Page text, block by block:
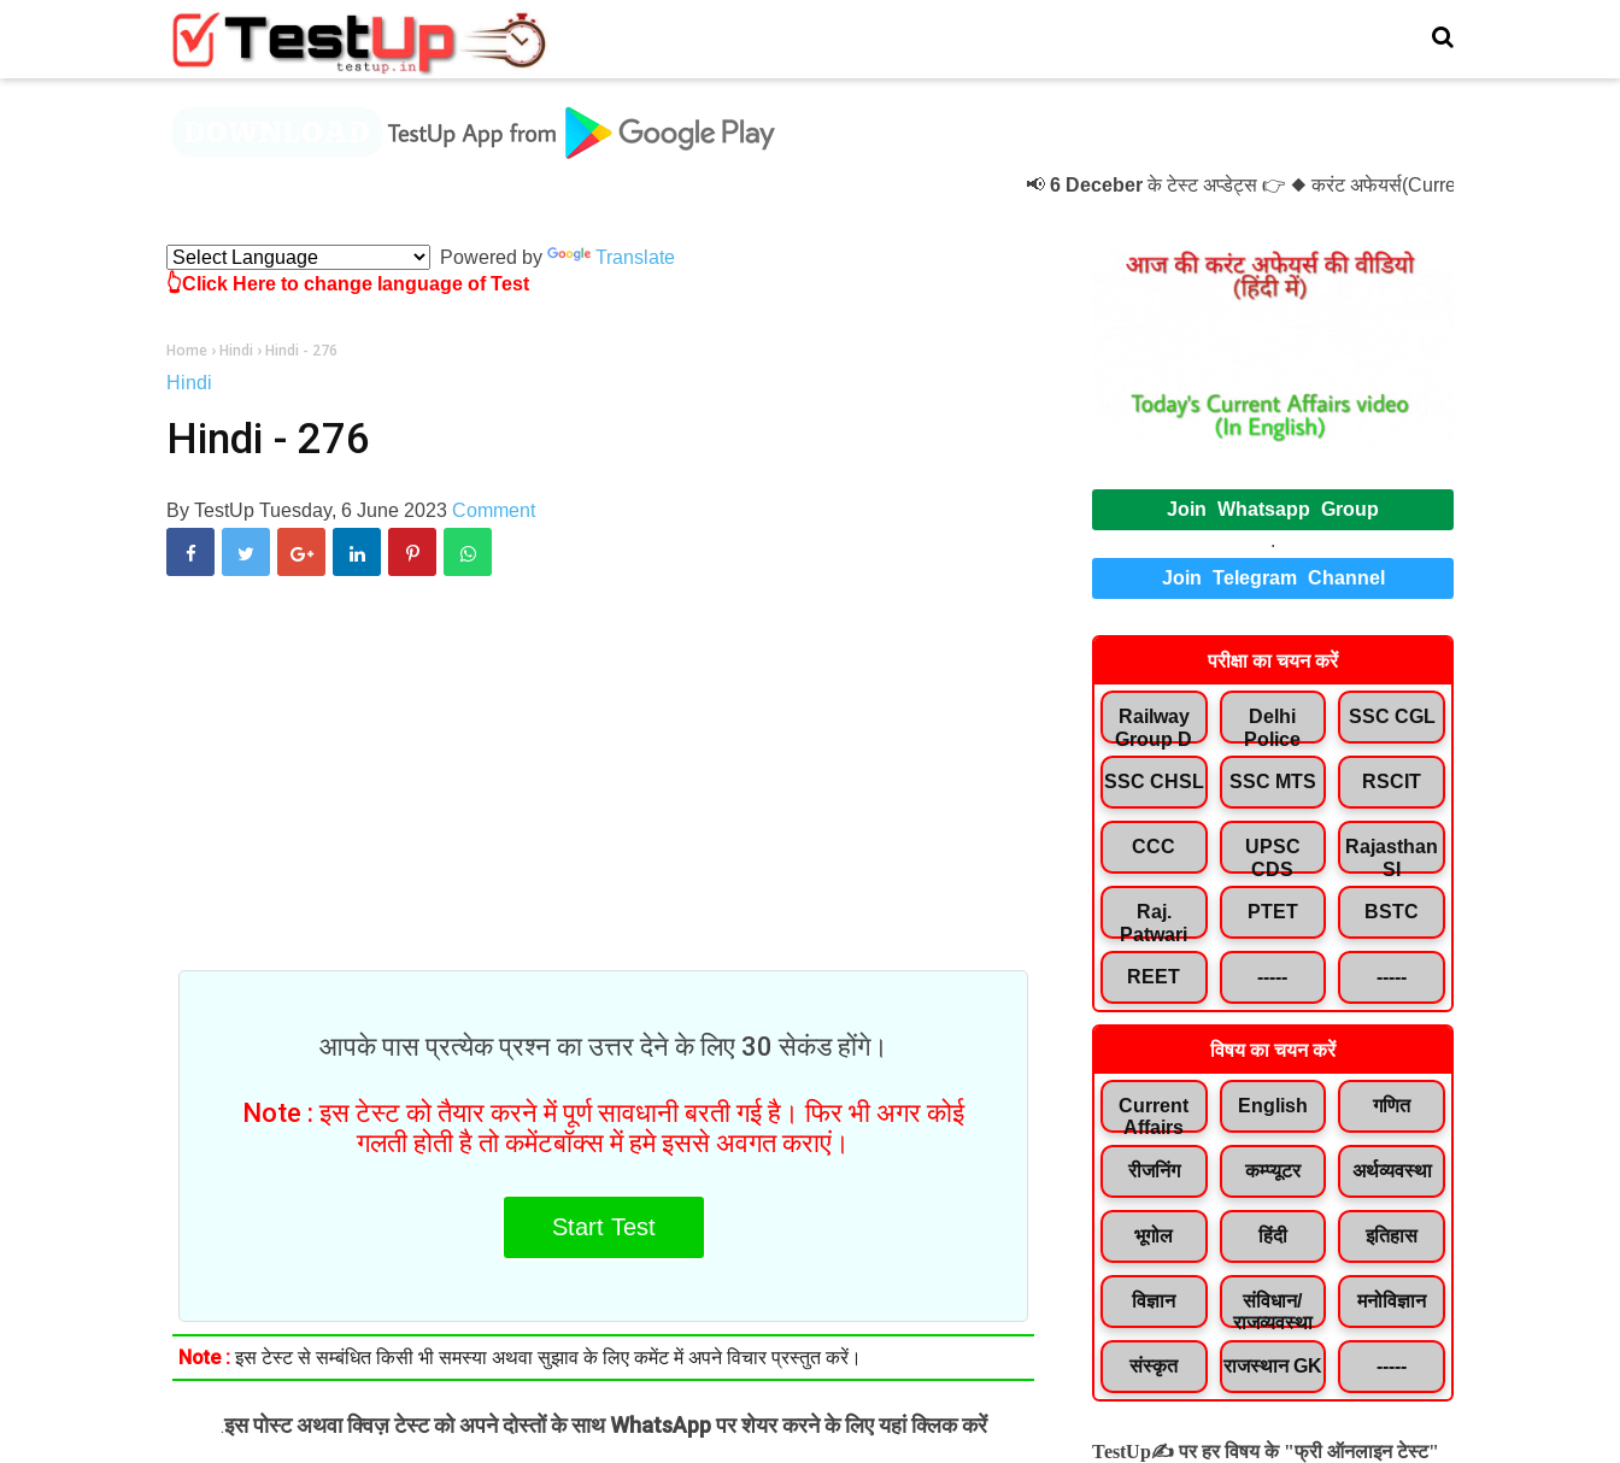
6 Deceberके टेस्ट अप्डेट्स 👉 ◆ करंट अफेयर्स(Current Affairs)- Test- 1214 ◆
Powered by
Translate
👆Click Here to change language of Test
Home › Hindi › Hindi - 276
Hindi
Hindi - 276
By TestUp Tuesday, 6 June 2023 Comment
आपके पास प्रत्येक प्रश्न का उत्तर देने के लिए 30 सेकंड होंगे।
Note : इस टेस्ट को तैयार करने में पूर्ण सावधानी बरती गई है। फिर भी अगर कोई
गलती होती है तो कमेंटबॉक्स में हमे इससे अवगत कराएं।
Start Test
Note :इस टेस्ट से सम्बंधित किसी भी समस्या अथवा सुझाव के लिए कमेंट में अपने विचार प्रस्तुत करें।
.इस पोस्ट अथवा क्विज़ टेस्ट को अपने दोस्तों के साथ WhatsApp पर शेयर करने के लिए यहां क्लिक करें
Join Whatsapp Group
.
Join Telegram Channel
परीक्षा का चयन करें
Railway
Group D
Delhi
Police
SSC CGL
SSC CHSL SSC MTS RSCIT
CCC
UPSC
CDS
Rajasthan
SI
Raj.
Patwari
PTET BSTC
REET ----- -----
विषय का चयन करें
Current
Affairs
English गणित
रीजनिंग कम्प्यूटर अर्थव्यवस्था
भूगोल हिंदी इतिहास
विज्ञान
संविधान/
राजव्यवस्था
मनोविज्ञान
संस्कृत राजस्थान GK -----
TestUp✍️ पर हर विषय के "फ्री ऑनलाइन टेस्ट"